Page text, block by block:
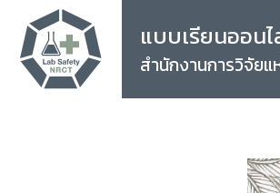
แบบเรียนออน
สำนักงานการวิจัยแ